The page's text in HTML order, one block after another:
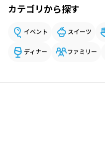
カテゴリから探す
イベント スイーツ
ディナー ファミリー